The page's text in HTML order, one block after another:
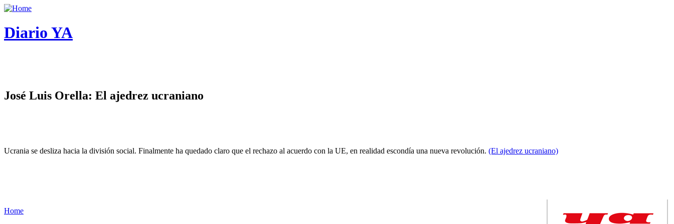
Diario YA
José Luis Orella: El ajedrez ucraniano
Ucrania se desliza hacia la división social. Finalmente ha quedado claro que el rechazo al acuerdo con la UE, en realidad escondía una nueva revolución. (El ajedrez ucraniano)
Home